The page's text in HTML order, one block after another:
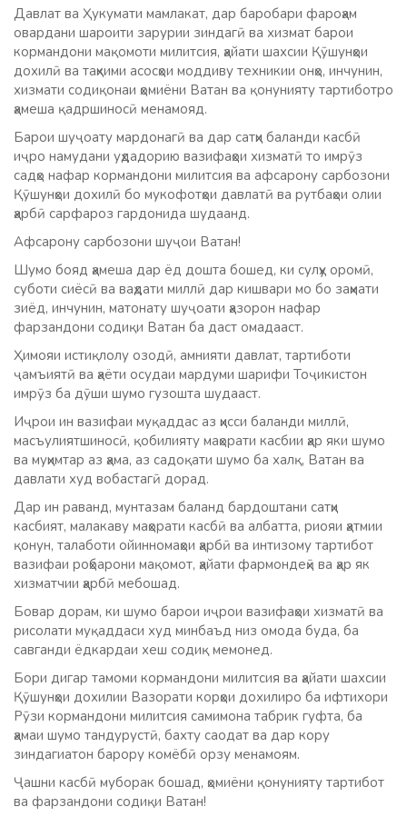
Давлат ва Ҳукумати мамлакат, дар баробари фароҳам
овардани шароити зарурии зиндагӣ ва хизмат барои
кормандони мақомоти милитсия, ҳайати шахсии Қӯшунҳои
дохилӣ ва таҳкими асосҳои моддиву техникии онҳо, инчунин,
хизмати содиқонаи ҳомиёни Ватан ва қонунияту тартиботро
ҳамеша қадршиносӣ менамояд.
Барои шуҷоату мардонагӣ ва дар сатҳи баланди касбӣ
иҷро намудани уҳдадорию вазифаҳои хизматӣ то имрӯз
садҳо нафар кормандони милитсия ва афсарону сарбозони
Қӯшунҳои дохилӣ бо мукофотҳои давлатӣ ва рутбаҳои олии
ҳарбӣ сарфароз гардонида шудаанд.
Афсарону сарбозони шуҷои Ватан!
Шумо бояд ҳамеша дар ёд дошта бошед, ки сулҳу оромӣ,
суботи сиёсӣ ва ваҳдати миллӣ дар кишвари мо бо заҳмати
зиёд, инчунин, матонату шуҷоати ҳазорон нафар
фарзандони содиқи Ватан ба даст омадааст.
Ҳимояи истиқлолу озодӣ, амнияти давлат, тартиботи
ҷамъиятӣ ва ҳаёти осудаи мардуми шарифи Тоҷикистон
имрӯз ба дӯши шумо гузошта шудааст.
Иҷрои ин вазифаи муқаддас аз ҳисси баланди миллӣ,
масъулиятшиносӣ, қобилияту маҳорати касбии ҳар яки шумо
ва муҳимтар аз ҳама, аз садоқати шумо ба халқ, Ватан ва
давлати худ вобастагӣ дорад.
Дар ин раванд, мунтазам баланд бардоштани сатҳи
касбият, малакаву маҳорати касбӣ ва албатта, риояи ҳатмии
қонун, талаботи ойинномаҳои ҳарбӣ ва интизому тартибот
вазифаи роҳбарони мақомот, ҳайати фармондеҳӣ ва ҳар як
хизматчии ҳарбӣ мебошад.
Бовар дорам, ки шумо барои иҷрои вазифаҳои хизматӣ ва
рисолати муқаддаси худ минбаъд низ омода буда, ба
савганди ёдкардаи хеш содиқ мемонед.
Бори дигар тамоми кормандони милитсия ва ҳайати шахсии
Қӯшунҳои дохилии Вазорати корҳои дохилиро ба ифтихори
Рӯзи кормандони милитсия самимона табрик гуфта, ба
ҳамаи шумо тандурустӣ, бахту саодат ва дар кору
зиндагиатон барору комёбӣ орзу менамоям.
Ҷашни касбӣ муборак бошад, ҳомиёни қонунияту тартибот
ва фарзандони содиқи Ватан!